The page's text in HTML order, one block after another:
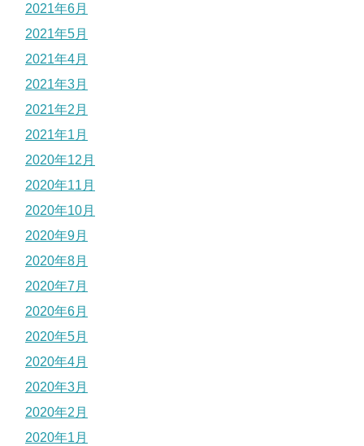
2021年6月
2021年5月
2021年4月
2021年3月
2021年2月
2021年1月
2020年12月
2020年11月
2020年10月
2020年9月
2020年8月
2020年7月
2020年6月
2020年5月
2020年4月
2020年3月
2020年2月
2020年1月